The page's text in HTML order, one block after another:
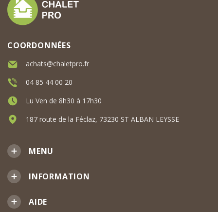
MENU
INFORMATION
AIDE
COORDONNÉES
achats@chaletpro.fr
04 85 44 00 20
Lu Ven de 8h30 à 17h30
187 route de la Féclaz, 73230 ST ALBAN LEYSSE